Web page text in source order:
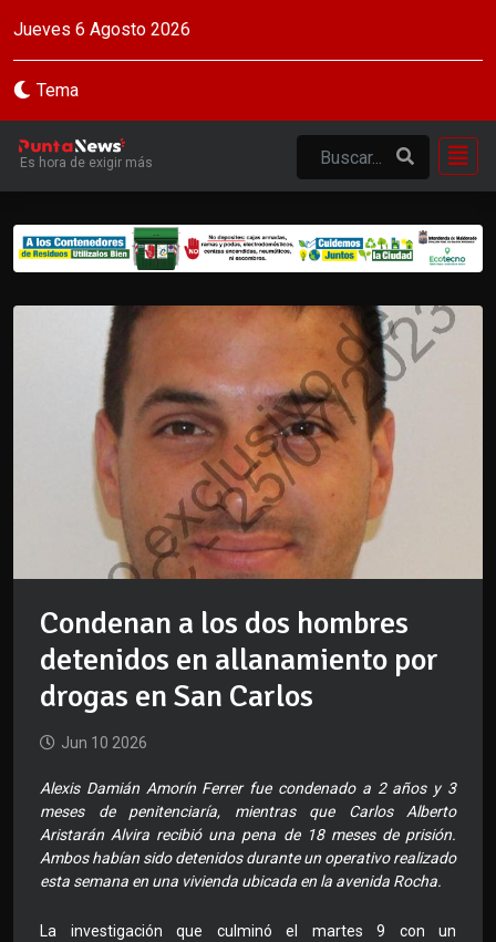
Jueves 6 Agosto 2026
Tema
Es hora de exigir más
Condenan a los dos hombres
detenidos en allanamiento por
drogas en San Carlos
Jun 10 2026
Alexis Damián Amorín Ferrer fue condenado a 2 años y 3
meses de penitenciaría, mientras que Carlos Alberto
Aristarán Alvira recibió una pena de 18 meses de prisión.
Ambos habían sido detenidos durante un operativo realizado
esta semana en una vivienda ubicada en la avenida Rocha.
La investigación que culminó el martes 9 con un